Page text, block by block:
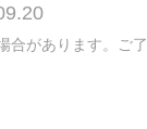
があります。ご了